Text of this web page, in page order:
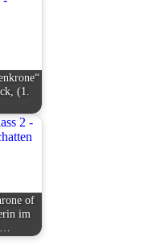
(1.
of
im